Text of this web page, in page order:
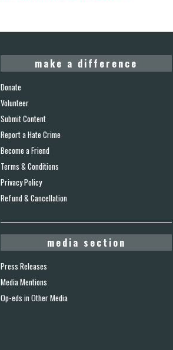
make a difference
Donate
Volunteer
Submit Content
Report a Hate Crime
Become a Friend
Terms & Conditions
Privacy Policy
Refund & Cancellation
media section
Press Releases
Media Mentions
Op-eds in Other Media